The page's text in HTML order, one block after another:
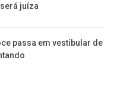
juíza
passa em vestibular de